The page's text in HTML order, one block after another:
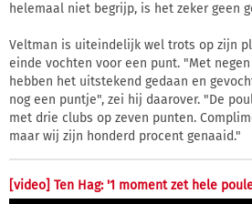
helemaal niet begrijp, is het zeker geen
Veltman is uiteindelijk wel trots op zijn
einde vochten voor een punt. "Met
hebben het uitstekend gedaan en
nog een puntje", zei hij daarover. "De
met drie clubs op zeven punten.
maar wij zijn honderd procent genaaid."
[video] Ten Hag: '1 moment zet hele